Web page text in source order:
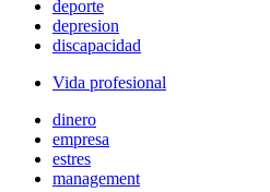
deporte
depresion
discapacidad
Vida profesional
dinero
empresa
estres
management